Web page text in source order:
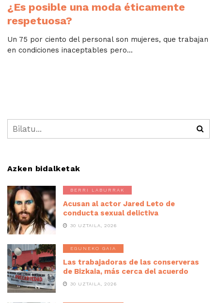
¿Es posible una moda éticamente
respetuosa?
Un 75 por ciento del personal son mujeres, que trabajan
en condiciones inaceptables pero...
Azken bidalketak
BERRI LABURRAK
Acusan al actor Jared Leto de
conducta sexual delictiva
30 UZTAILA, 2026
EGUNEKO GAIA
Las trabajadoras de las conserveras
de Bizkaia, más cerca del acuerdo
30 UZTAILA, 2026